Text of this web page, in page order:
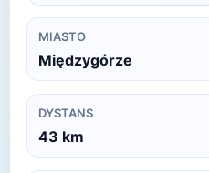
MIASTO
Międzygórze
DYSTANS
43 km